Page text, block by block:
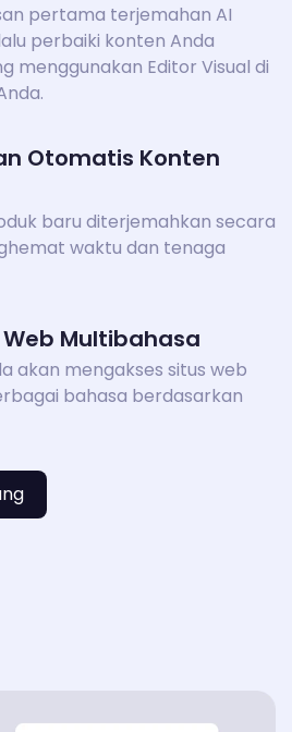
pertama terjemahan AI
perbaiki konten Anda
menggunakan Editor Visual di
Otomatis Konten
baru diterjemahkan secara
waktu dan tenaga
Web Multibahasa
akan mengakses situs web
bahasa berdasarkan